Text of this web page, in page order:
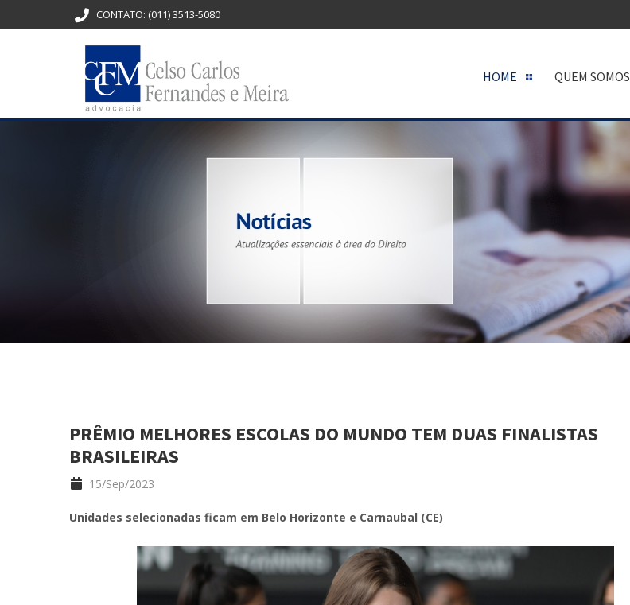
CONTATO: (011) 3513-5080
HOME QUEM SOMOS
PRÊMIO MELHORES ESCOLAS DO MUNDO TEM DUAS FINALISTAS
BRASILEIRAS
15/Sep/2023
Unidades selecionadas ficam em Belo Horizonte e Carnaubal (CE)